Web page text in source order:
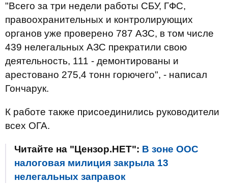
"Всего за три недели работы СБУ, ГФС,
правоохранительных и контролирующих
органов уже проверено 787 АЗС, в том числе
439 нелегальных АЗС прекратили свою
деятельность, 111 - демонтированы и
арестовано 275,4 тонн горючего", - написал
Гончарук.
К работе также присоединились руководители
всех ОГА.
Читайте на "Цензор.НЕТ": В зоне ООС
налоговая милиция закрыла 13
нелегальных заправок